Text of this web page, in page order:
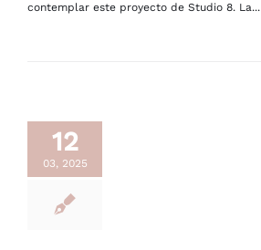
contemplar este proyecto de Studio 8. La...
12
03, 2025